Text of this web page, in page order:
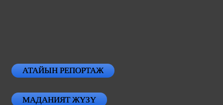
АТАЙЫН РЕПОРТАЖ
МАДАНИЯТ ЖҮЗҮ